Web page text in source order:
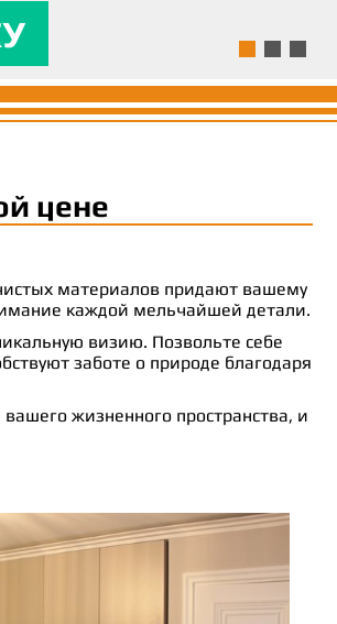
цене
материалов придают вашему
каждой мельчайшей детали.
визию. Позвольте себе
заботе о природе благодаря
жизненного пространства, и